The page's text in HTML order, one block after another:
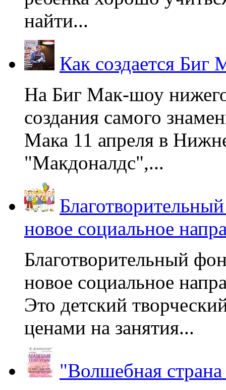
найти...
Как создается Биг
На Биг Мак-шоу
создания самого
Мака 11 апреля в
"Макдоналдс",...
новое социальное
Благотворительный
новое социальное
Это детский
ценами на занятия...
"Волшебная